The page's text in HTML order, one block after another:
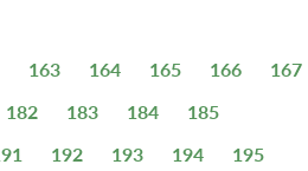
163 164 165 166 167
182
183 184
185
192 193 194 195